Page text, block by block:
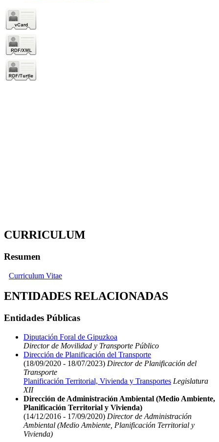
CURRICULUM
Resumen
Curriculum Vitae
ENTIDADES RELACIONADAS
Entidades Públicas
Diputación Foral de Gipuzkoa
Director de Movilidad y Transporte Público
Dirección de Planificación del Transporte
(18/09/2020 - 18/07/2023) Director de Planificación del
Transporte
Planificación Territorial, Vivienda y Transportes Legislatura
XII
Dirección de Administración Ambiental (Medio Ambiente,
Planificación Territorial y Vivienda)
(14/12/2016 - 17/09/2020) Director de Administración
Ambiental (Medio Ambiente, Planificación Territorial y
Vivienda)